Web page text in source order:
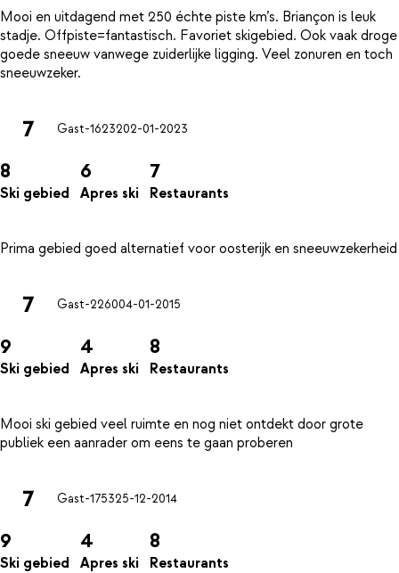
Mooi en uitdagend met 250 échte piste km’s. Briançon is leuk
stadje. Offpiste=fantastisch. Favoriet skigebied. Ook vaak droge
goede sneeuw vanwege zuiderlijke ligging. Veel zonuren en toch
7 Gast-1623202-01-2023
8
Ski gebied
6
Apres ski
7
Restaurants
7 Gast-226004-01-2015
9
Ski gebied
4
Apres ski
8
Restaurants
Mooi ski gebied veel ruimte en nog niet ontdekt door grote
7 Gast-175325-12-2014
9
Ski gebied
4
Apres ski
8
Restaurants